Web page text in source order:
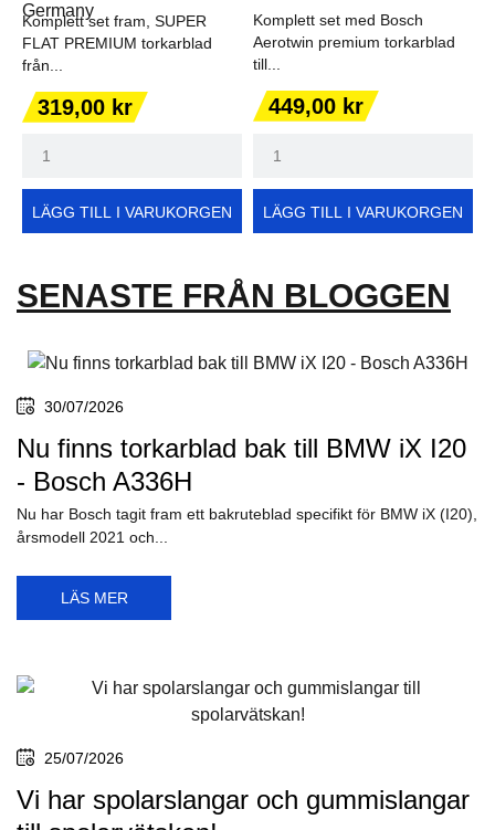
Komplett set fram, SUPER
FLAT PREMIUM torkarblad
från...
Pris
319,00 kr
LÄGG TILL I VARUKORGEN
Komplett set med Bosch
Aerotwin premium torkarblad
till...
Pris
449,00 kr
LÄGG TILL I VARUKORGEN
SENASTE FRÅN BLOGGEN
30/07/2026
Nu finns torkarblad bak till BMW iX I20
- Bosch A336H
Nu har Bosch tagit fram ett bakruteblad specifikt för BMW iX (I20),
årsmodell 2021 och...
LÄS MER
25/07/2026
Vi har spolarslangar och gummislangar